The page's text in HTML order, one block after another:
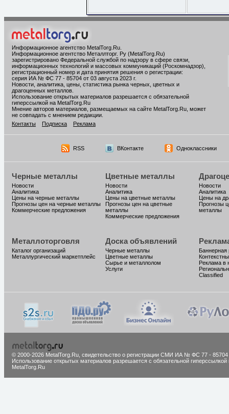
Информационное агентство MetalTorg.Ru
Информационное агентство Металлторг. Ру (MetalTorg.Ru)
зарегистрировано Федеральной службой по надзору в сфере связи,
информационных технологий и массовых коммуникаций (Роскомнадзор),
регистрационный номер и дата принятия решения о регистрации:
серия ИА № ФС 77 - 85704 от 03 августа 2023 г.
Новости, аналитика, цены, статистика рынка черных, цветных и
драгоценных металлов.
Использование открытых материалов разрешается с обязательной
гиперссылкой на MetalTorg.Ru
Мнение авторов материалов, размещаемых на сайте MetalTorg.Ru, может
не совпадать с мнением редакции.
Контакты
Подписка Реклама
RSS ВКонтакте Одноклассники
Черные металлы
Новости
Аналитика
Цены на черные металлы
Прогнозы цен на черные металлы
Коммерческие предложения
Цветные металлы
Новости
Аналитика
Цены на цветные металлы
Прогнозы цен на цветные
металлы
Коммерческие предложения
Новости
Аналитика
Цены на
Прогнозы
металлы
Металлоторговля
Каталог организаций
Металлургический маркетплейс
Доска объявлений
Черные металлы
Цветные металлы
Сырье и металлолом
Услуги
Баннерная
Реклама в
Classified
© 2000-2026 MetalTorg.Ru, cвидетельство о регистрации СМИ ИА № ФС 77 - 85704
Использование открытых материалов разрешается с обязательной гиперссылкой
MetalTorg.Ru